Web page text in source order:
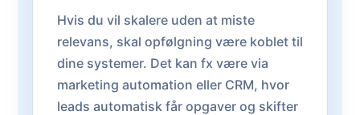
Hvis du vil skalere uden at miste
relevans, skal opfølgning være koblet til
dine systemer. Det kan fx være via
marketing automation eller CRM, hvor
leads automatisk får opgaver og skifter